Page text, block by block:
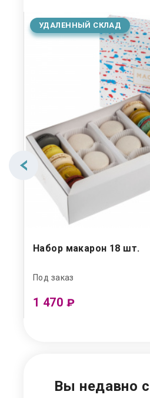
УДАЛЕННЫЙ СКЛАД
Набор макарон 18 шт.
Под заказ
1 470 ₽
Вы недавно